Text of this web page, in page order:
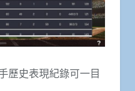
歷史表現紀錄可一目